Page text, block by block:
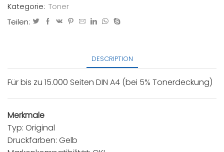
Kategorie: Toner
Teilen:
DESCRIPTION
Für bis zu 15.000 Seiten DIN A4 (bei 5% Tonerdeckung)
Merkmale
Typ: Original
Druckfarben: Gelb